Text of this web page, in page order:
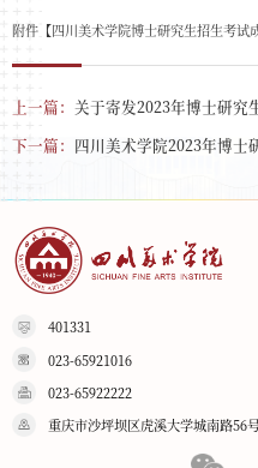
附件【四川美术学院博士研究生招生考
上一篇： 关于寄发2023年博士研究
下一篇： 四川美术学院2023年博士
401331
023-65921016
023-65922222
重庆市沙坪坝区虎溪大学城南路56